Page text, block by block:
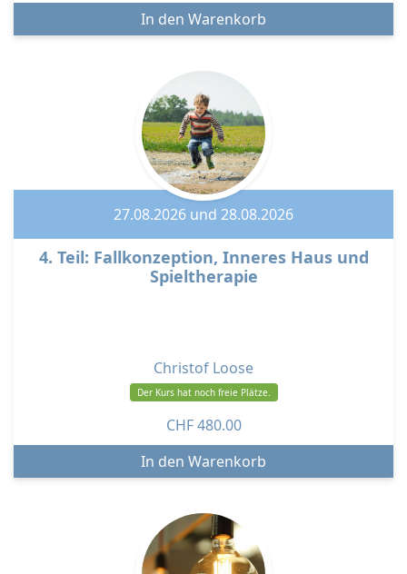
27.08.2026 und 28.08.2026
4. Teil: Fallkonzeption, Inneres Haus und
Spieltherapie
Christof Loose
Der Kurs hat noch freie Plätze.
CHF480.00